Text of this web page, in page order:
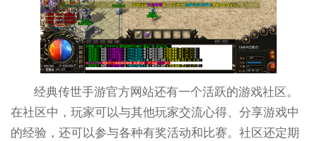
经典传世手游官方网站还有一个活跃的游戏社区。
在社区中，玩家可以与其他玩家交流心得、分享游戏中
的经验，还可以参与各种有奖活动和比赛。社区还定期